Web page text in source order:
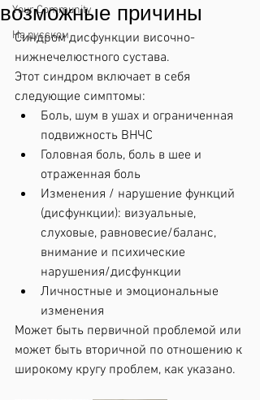
Your Community
На русском
возможные причины
Синдром дисфункции височно-
нижнечелюстного сустава.
Этот синдром включает в себя
следующие симптомы:
﻿﻿Боль, шум в ушах и ограниченная
подвижность ВНЧС
﻿﻿Головная боль, боль в шее и
отраженная боль
﻿﻿Изменения / нарушение функций
(дисфункции): визуальные,
слуховые, равновесие/баланс,
внимание и психические
нарушения/дисфункции
﻿﻿Личностные и эмоциональные
изменения
Может быть первичной проблемой или
может быть вторичной по отношению к
широкому кругу проблем, как указано.